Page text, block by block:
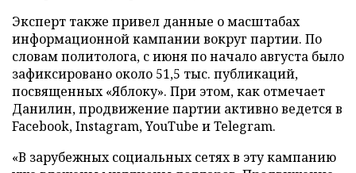
Эксперт также привел данные о масштабах
информационной кампании вокруг партии. По
словам политолога, с июня по начало августа было
зафиксировано около 51,5 тыс. публикаций,
посвященных «Яблоку». При этом, как отмечает
Данилин, продвижение партии активно ведется в
Facebook, Instagram, YouTube и Telegram.
«В зарубежных социальных сетях в эту кампанию